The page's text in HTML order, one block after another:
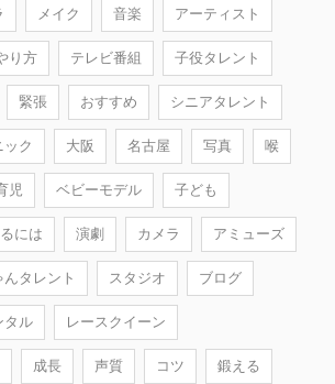
メイク 音楽 アーティスト
り方 テレビ番組 子役タレント
緊張 おすすめ シニアタレント
ク 大阪 名古屋 写真 喉
児 ベビーモデル 子ども
には 演劇 カメラ アミューズ
タレント スタジオ ブログ
タル レースクイーン
成長 声質 コツ 鍛える